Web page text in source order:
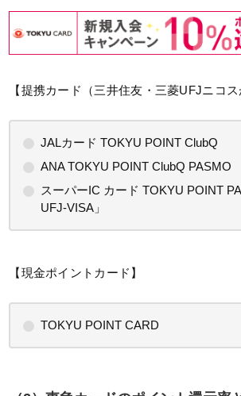
【提携カード（三井住友・三菱UFJニコス
JALカード TOKYU POINT ClubQ
ANA TOKYU POINT ClubQ PASMO
スーパーIC カード TOKYU POINT
UFJ-VISA」
【現金ポイントカード】
TOKYU POINT CARD